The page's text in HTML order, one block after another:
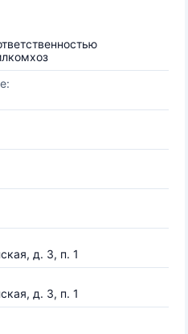
д. 3, п. 1
д. 3, п. 1